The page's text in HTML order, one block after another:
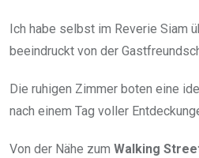
Ich habe selbst im Reverie Siam
beeindruckt von der
Die ruhigen Zimmer boten eine
nach einem Tag voller
Von der Nähe zum Walking